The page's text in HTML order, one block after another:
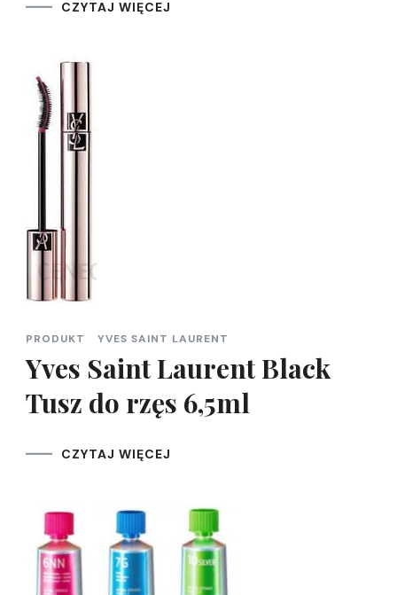
CZYTAJ WIĘCEJ
PRODUKT YVES SAINT LAURENT
Yves Saint Laurent Black
Tusz do rzęs 6,5ml
CZYTAJ WIĘCEJ